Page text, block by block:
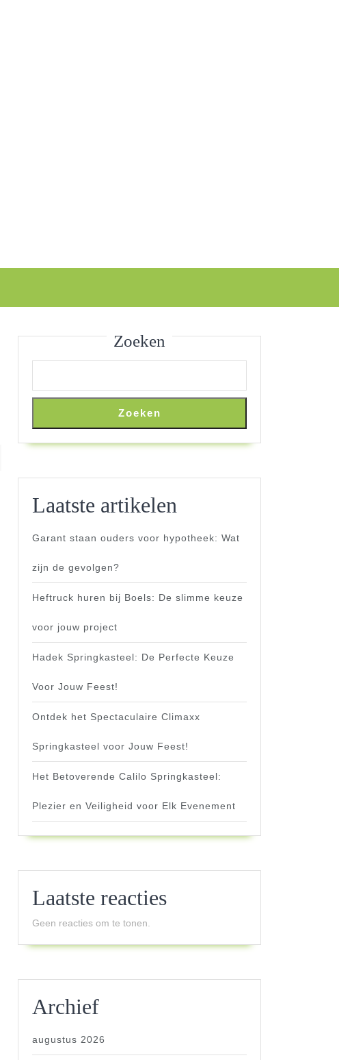
Zoeken
Zoeken
Laatste artikelen
Garant staan ouders voor hypotheek: Wat
zijn de gevolgen?
Heftruck huren bij Boels: De slimme keuze
voor jouw project
Hadek Springkasteel: De Perfecte Keuze
Voor Jouw Feest!
Ontdek het Spectaculaire Climaxx
Springkasteel voor Jouw Feest!
Het Betoverende Calilo Springkasteel:
Plezier en Veiligheid voor Elk Evenement
Laatste reacties
Geen reacties om te tonen.
Archief
augustus 2026